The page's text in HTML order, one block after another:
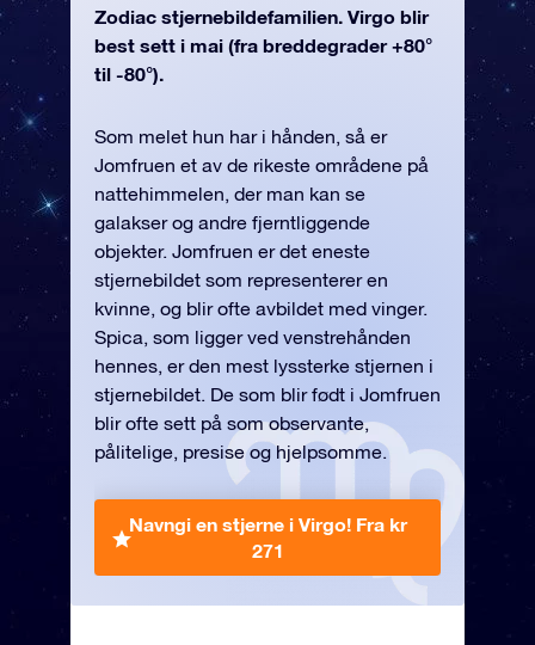
Zodiac stjernebildefamilien. Virgo blir
best sett i mai (fra breddegrader +80°
til -80°).
Som melet hun har i hånden, så er
Jomfruen et av de rikeste områdene på
nattehimmelen, der man kan se
galakser og andre fjerntliggende
objekter. Jomfruen er det eneste
stjernebildet som representerer en
kvinne, og blir ofte avbildet med vinger.
Spica, som ligger ved venstrehånden
hennes, er den mest lyssterke stjernen i
stjernebildet. De som blir født i Jomfruen
blir ofte sett på som observante,
pålitelige, presise og hjelpsomme.
Navngi en stjerne i Virgo! Fra kr
271